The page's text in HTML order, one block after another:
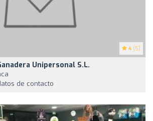
4 (5)
Unipersonal S.L.
de contacto